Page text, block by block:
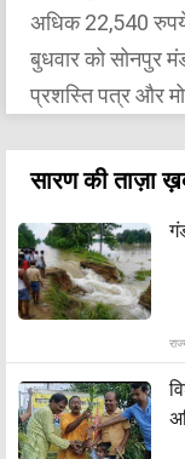
अधिक 22,540 रुपये
बुधवार को सोनपुर
प्रशस्ति पत्र और
सारण की ताज़ा